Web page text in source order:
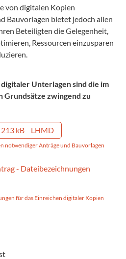
von digitalen Kopien
Bauvorlagen bietet jedoch allen
Beteiligten die Gelegenheit,
Ressourcen einzusparen
Unterlagen sind die im
Grundsätze zwingend zu
213 kB LHMD
notwendiger Anträge und Bauvorlagen
- Dateibezeichnungen
für das Einreichen digitaler Kopien